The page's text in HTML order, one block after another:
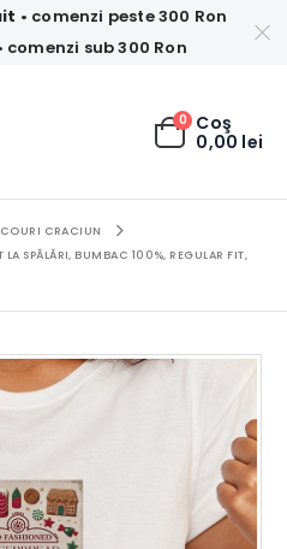
• comenzi peste 300 Ron
comenzi sub 300 Ron
0 Coş
0,00 lei
CRACIUN
SPĂLĂRI, BUMBAC 100%, REGULAR FIT,